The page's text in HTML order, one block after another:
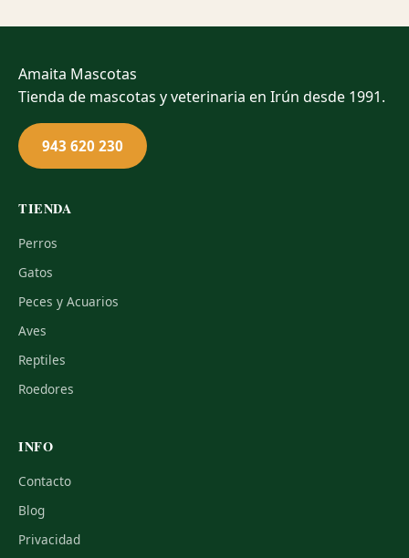
Amaita Mascotas
Tienda de mascotas y veterinaria en Irún desde 1991.
943 620 230
TIENDA
Perros
Gatos
Peces y Acuarios
Aves
Reptiles
Roedores
INFO
Contacto
Blog
Privacidad